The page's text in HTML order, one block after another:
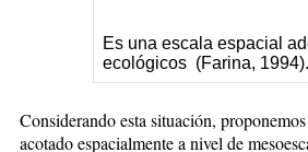
Es una escala espacial
ecológicos (Farina, 1994).
Considerando esta situación,
acotado espacialmente a nivel de